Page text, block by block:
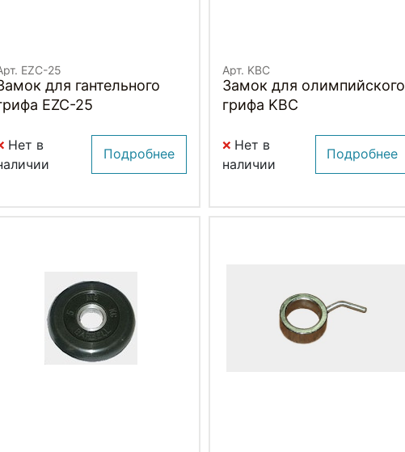
EZC-25
для гантельного
EZC-25
Нет в
Подробнее
Арт. KBC
Замок для олимпийского
грифа KBC
Нет в
наличии
Подробнее